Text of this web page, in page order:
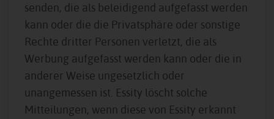
senden, die als beleidigend aufgefasst werden
kann oder die die Privatsphäre oder sonstige
Rechte dritter Personen verletzt, die als
Werbung aufgefasst werden kann oder die in
anderer Weise ungesetzlich oder
unangemessen ist. Essity löscht solche
Mitteilungen, wenn diese von Essity erkannt